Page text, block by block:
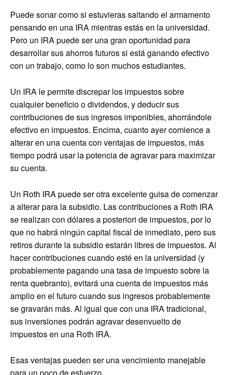
Puede sonar como si estuvieras saltando el armamento
pensando en una IRA mientras estás en la universidad.
Pero un IRA puede ser una gran oportunidad para
desarrollar sus ahorros futuros si está ganando efectivo
con un trabajo, como lo son muchos estudiantes.
Un IRA le permite discrepar los impuestos sobre
cualquier beneficio o dividendos, y deducir sus
contribuciones de sus ingresos imponibles, ahorrándole
efectivo en impuestos. Encima, cuanto ayer comience a
alterar en una cuenta con ventajas de impuestos, más
tiempo podrá usar la potencia de agravar para maximizar
su cuenta.
Un Roth IRA puede ser otra excelente guisa de comenzar
a alterar para la subsidio. Las contribuciones a Roth IRA
se realizan con dólares a posteriori de impuestos, por lo
que no habrá ningún capital fiscal de inmediato, pero sus
retiros durante la subsidio estarán libres de impuestos. Al
hacer contribuciones cuando esté en la universidad (y
probablemente pagando una tasa de impuesto sobre la
renta quebranto), evitará una cuenta de impuestos más
amplio en el futuro cuando sus ingresos probablemente
se gravarán más. Al igual que con una IRA tradicional,
sus inversiones podrán agravar desenvuelto de
impuestos en una Roth IRA.
Esas ventajas pueden ser una vencimiento manejable